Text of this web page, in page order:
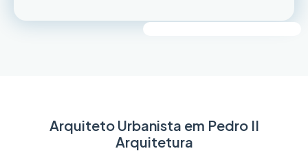
Arquiteto Urbanista em Pedro II
Arquitetura